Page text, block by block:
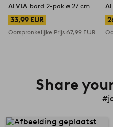
ALVIA bord 2-pak ø 27 cm
33,99 EUR
Oorspronkelijke Prijs 67,99 EUR
Share